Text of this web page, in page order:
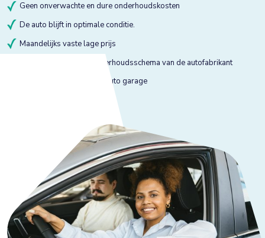
Geen onverwachte en dure onderhoudskosten
De auto blijft in optimale conditie.
Maandelijks vaste lage prijs
Onderhoud volgens onderhoudsschema van de autofabrikant
Onderhoud bij gekeurde auto garage